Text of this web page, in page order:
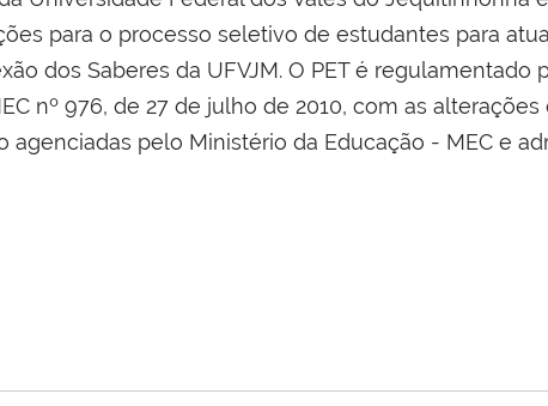
para o processo seletivo de estudantes para
dos Saberes da UFVJM. O PET é regulamentado
nº 976, de 27 de julho de 2010, com as alterações
agenciadas pelo Ministério da Educação - MEC e